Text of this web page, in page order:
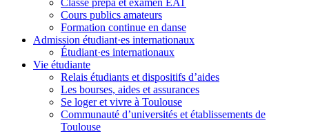
Classe prépa et examen EAT
Cours publics amateurs
Formation continue en danse
Admission étudiant·es internationaux
Étudiant·es internationaux
Vie étudiante
Relais étudiants et dispositifs d’aides
Les bourses, aides et assurances
Se loger et vivre à Toulouse
Communauté d’universités et établissements de
Toulouse